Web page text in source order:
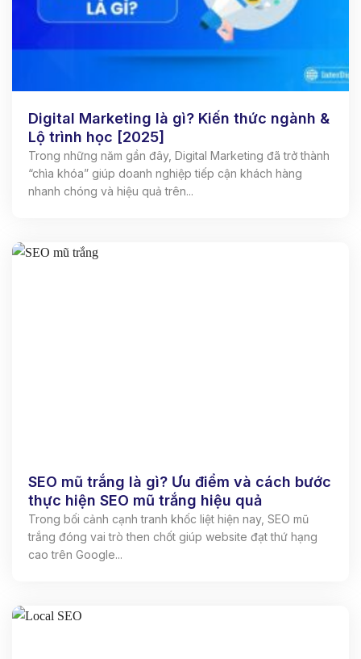
Digital Marketing là gì? Kiến thức ngành &
Lộ trình học [2025]
Trong những năm gần đây, Digital Marketing đã trở thành
“chìa khóa” giúp doanh nghiệp tiếp cận khách hàng
nhanh chóng và hiệu quả trên...
SEO mũ trắng là gì? Ưu điểm và cách bước
thực hiện SEO mũ trắng hiệu quả
Trong bối cảnh cạnh tranh khốc liệt hiện nay, SEO mũ
trắng đóng vai trò then chốt giúp website đạt thứ hạng
cao trên Google...